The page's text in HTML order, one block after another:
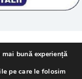
Toate drepturile
bună experiență
pe care le folosim